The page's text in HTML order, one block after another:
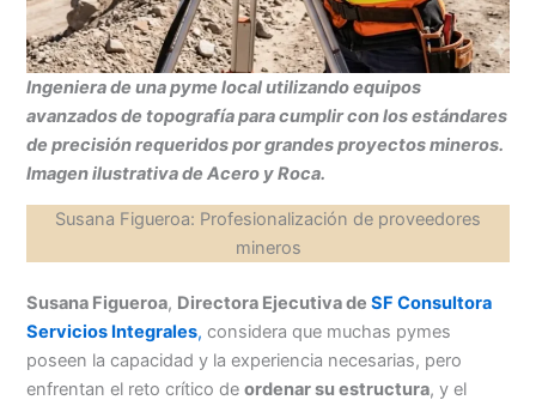
Ingeniera de una pyme local utilizando equipos
avanzados de topografía para cumplir con los estándares
de precisión requeridos por grandes proyectos mineros.
Imagen ilustrativa de Acero y Roca.
Susana Figueroa: Profesionalización de proveedores
mineros
Susana Figueroa, Directora Ejecutiva deSF Consultora
Servicios Integrales, considera que muchas pymes
poseen la capacidad y la experiencia necesarias, pero
enfrentan el reto crítico deordenar su estructura, y el